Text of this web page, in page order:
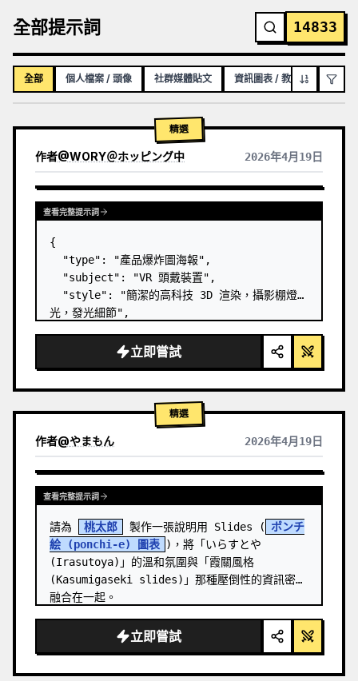
全部提示詞 14833
全部 個人檔案 / 頭像 社群媒體貼文 資訊圖表 / 教育視覺化內容
精選
作者@WORY＠ホッピング中 2026年4月19日
查看完整提示詞
{
  "type": "產品爆炸圖海報",
  "subject": "VR 頭戴裝置",
  "style": "簡潔的高科技 3D 渲染，攝影棚燈
光，發光細節",
  "header": {
    "logo": "∞
Meta Quest 3 ",
立即嘗試
精選
作者@やまもん 2026年4月19日
查看其他模型的結果
查看完整提示詞
請為 桃太郎 製作一張說明用 Slides (
ポンチ
絵 (ponchi-e) 圖表 )，將「いらすとや
(Irasutoya)」的溫和氛圍與「霞關風格
(Kasumigaseki slides)」那種壓倒性的資訊密度
融合在一起。
立即嘗試